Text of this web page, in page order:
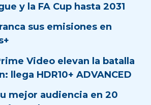
y la FA Cup hasta 2031
sus emisiones en
Video elevan la batalla
llega HDR10+ ADVANCED
mejor audiencia en 20